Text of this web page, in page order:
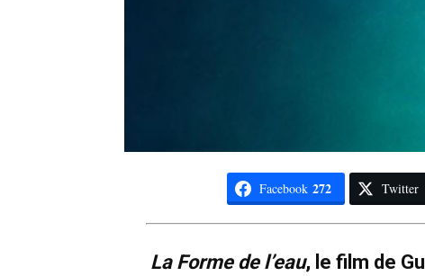
Facebook 272 Twitter
La Forme de l’eau, le film de